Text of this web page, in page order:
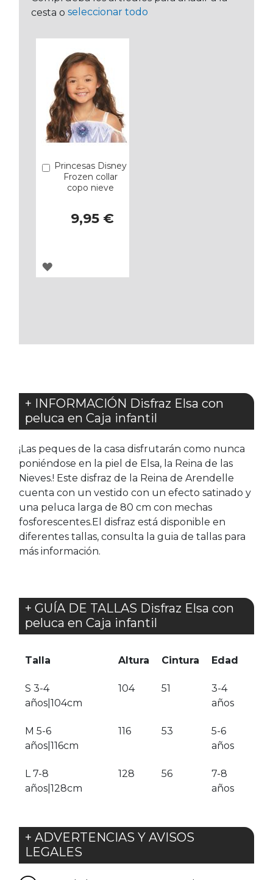
cesta o seleccionar todo
Princesas Disney
Frozen collar
copo nieve
9,95 €
Añadir
AGREGAR
+ INFORMACIÓN Disfraz Elsa con
peluca en Caja infantil
¡Las peques de la casa disfrutarán como nunca
poniéndose en la piel de Elsa, la Reina de las
Nieves.! Este disfraz de la Reina de Arendelle
cuenta con un vestido con un efecto satinado y
una peluca larga de 80 cm con mechas
fosforescentes.El disfraz está disponible en
diferentes tallas, consulta la guia de tallas para
más información.
+ GUÍA DE TALLAS Disfraz Elsa con
peluca en Caja infantil
Talla Altura Cintura Edad
S 3-4
años|104cm
104 51
3-4
años
M 5-6
años|116cm
116 53
5-6
años
L 7-8
años|128cm
128 56
7-8
años
+ ADVERTENCIAS Y AVISOS
LEGALES